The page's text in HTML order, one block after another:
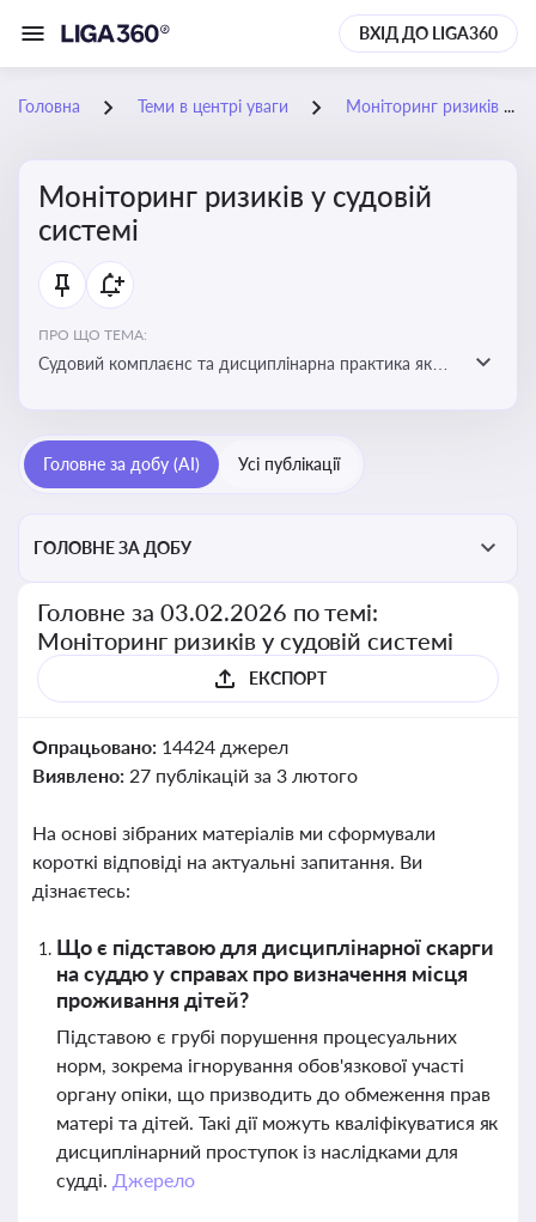
ВХІД ДО LIGA360
Головна Теми в центрі уваги Моніторинг ризиків у судовій системі
Моніторинг ризиків у судовій
системі
ПРО ЩО ТЕМА:
Судовий комплаєнс та дисциплінарна практика як
обґрунтовані рішення під час судових спорів та
комплаєнс-перевірок
Головне за добу (AI) Усі публікації
ГОЛОВНЕ ЗА ДОБУ
Головне за 03.02.2026 по темі:
Моніторинг ризиків у судовій системі
ЕКСПОРТ
Опрацьовано: 14424 джерел
Виявлено: 27 публікацій за 3 лютого
На основі зібраних матеріалів ми сформували
короткі відповіді на актуальні запитання. Ви
дізнаєтесь:
Що є підставою для дисциплінарної скарги
на суддю у справах про визначення місця
проживання дітей?
Підставою є грубі порушення процесуальних
норм, зокрема ігнорування обов'язкової участі
органу опіки, що призводить до обмеження прав
матері та дітей. Такі дії можуть кваліфікуватися як
дисциплінарний проступок із наслідками для
судді. Джерело